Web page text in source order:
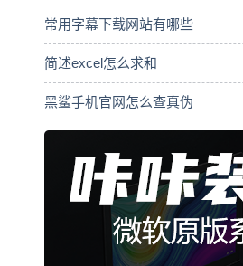
常用字幕下载网站有哪些
简述excel怎么求和
黑鲨手机官网怎么查真伪